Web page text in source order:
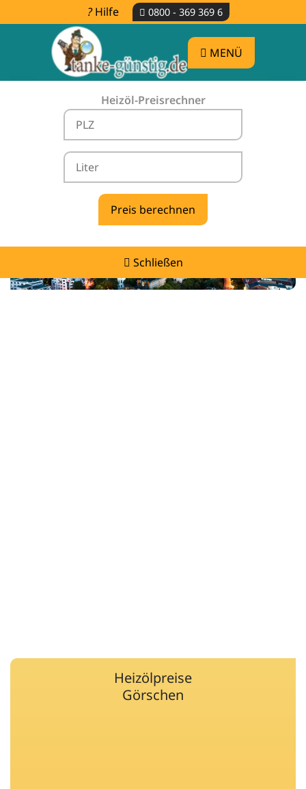
Hilfe 0800 - 369 369 6
MENÜ
Heizöl-Preisrechner
Schließen
Heizölpreise Görschen -
vergleichen & günstig tanken
Heizölpreise
Görschen